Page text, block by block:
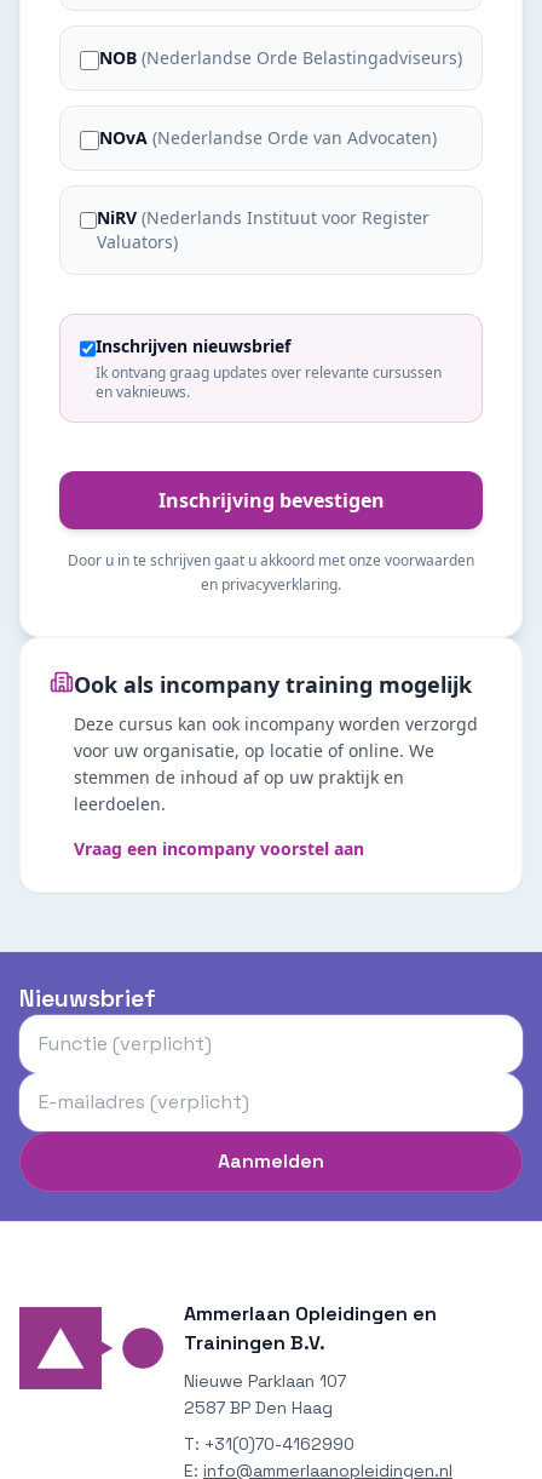
NOB (Nederlandse Orde Belastingadviseurs)
NOvA (Nederlandse Orde van Advocaten)
NiRV (Nederlands Instituut voor Register
Valuators)
Inschrijven nieuwsbrief
Ik ontvang graag updates over relevante cursussen
en vaknieuws.
Inschrijving bevestigen
Door u in te schrijven gaat u akkoord met onze voorwaarden
en privacyverklaring.
Ook als incompany training mogelijk
Deze cursus kan ook incompany worden verzorgd
voor uw organisatie, op locatie of online. We
stemmen de inhoud af op uw praktijk en
leerdoelen.
Vraag een incompany voorstel aan
Nieuwsbrief
Aanmelden
Ammerlaan Opleidingen en
Trainingen B.V.
Nieuwe Parklaan 107
2587 BP Den Haag
T: +31(0)70-4162990
E: info@ammerlaanopleidingen.nl